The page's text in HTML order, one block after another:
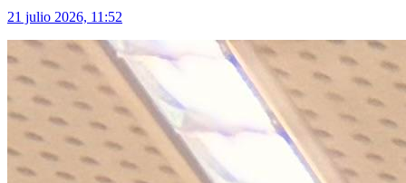
21 julio 2026, 11:52